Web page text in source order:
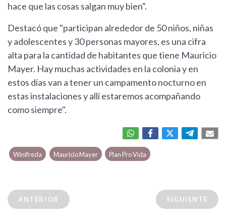
hace que las cosas salgan muy bien".
Destacó que "participan alrededor de 50 niños, niñas
y adolescentes y 30 personas mayores, es una cifra
alta para la cantidad de habitantes que tiene Mauricio
Mayer. Hay muchas actividades en la colonia y en
estos días van a tener un campamento nocturno en
estas instalaciones y allí estaremos acompañando
como siempre".
Winifreda Mauricio Mayer Plan Pro Vida
ANTERIOR SIGUIENTE